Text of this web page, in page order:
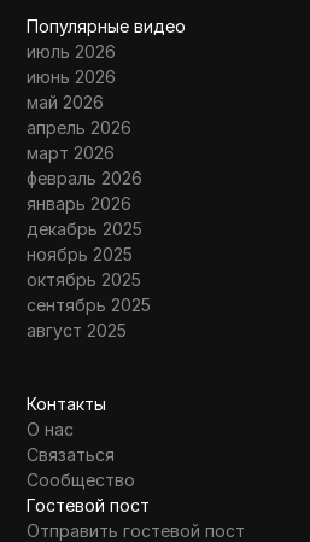
Популярные видео
июль 2026
июнь 2026
май 2026
апрель 2026
март 2026
февраль 2026
январь 2026
декабрь 2025
ноябрь 2025
октябрь 2025
сентябрь 2025
август 2025
Контакты
О нас
Связаться
Сообщество
Гостевой пост
Отправить гостевой пост